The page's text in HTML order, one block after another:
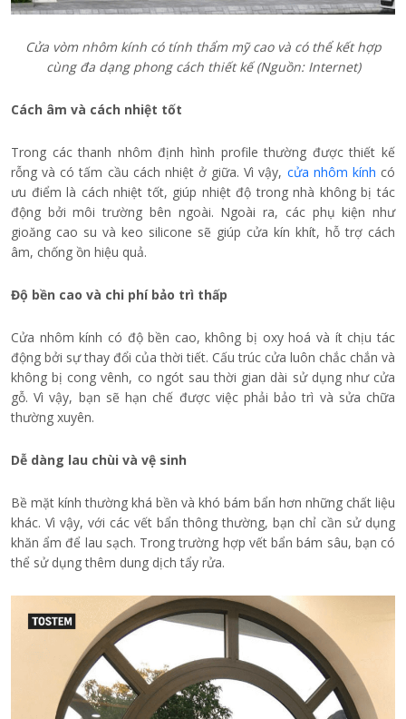
Cửa vòm nhôm kính có tính thẩm mỹ cao và có thể kết hợp
cùng đa dạng phong cách thiết kế (Nguồn: Internet)
Cách âm và cách nhiệt tốt
Trong các thanh nhôm định hình profile thường được thiết kế
rỗng và có tấm cầu cách nhiệt ở giữa. Vì vậy, cửa nhôm kính có
ưu điểm là cách nhiệt tốt, giúp nhiệt độ trong nhà không bị tác
động bởi môi trường bên ngoài. Ngoài ra, các phụ kiện như
gioăng cao su và keo silicone sẽ giúp cửa kín khít, hỗ trợ cách
âm, chống ồn hiệu quả.
Độ bền cao và chi phí bảo trì thấp
Cửa nhôm kính có độ bền cao, không bị oxy hoá và ít chịu tác
động bởi sự thay đổi của thời tiết. Cấu trúc cửa luôn chắc chắn và
không bị cong vênh, co ngót sau thời gian dài sử dụng như cửa
gỗ. Vì vậy, bạn sẽ hạn chế được việc phải bảo trì và sửa chữa
thường xuyên.
Dễ dàng lau chùi và vệ sinh
Bề mặt kính thường khá bền và khó bám bẩn hơn những chất liệu
khác. Vì vậy, với các vết bẩn thông thường, bạn chỉ cần sử dụng
khăn ẩm để lau sạch. Trong trường hợp vết bẩn bám sâu, bạn có
thể sử dụng thêm dung dịch tẩy rửa.